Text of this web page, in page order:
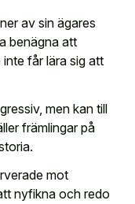
av sin ägares
benägna att
får lära sig att
men kan till
främlingar på
mot
nyfikna och redo